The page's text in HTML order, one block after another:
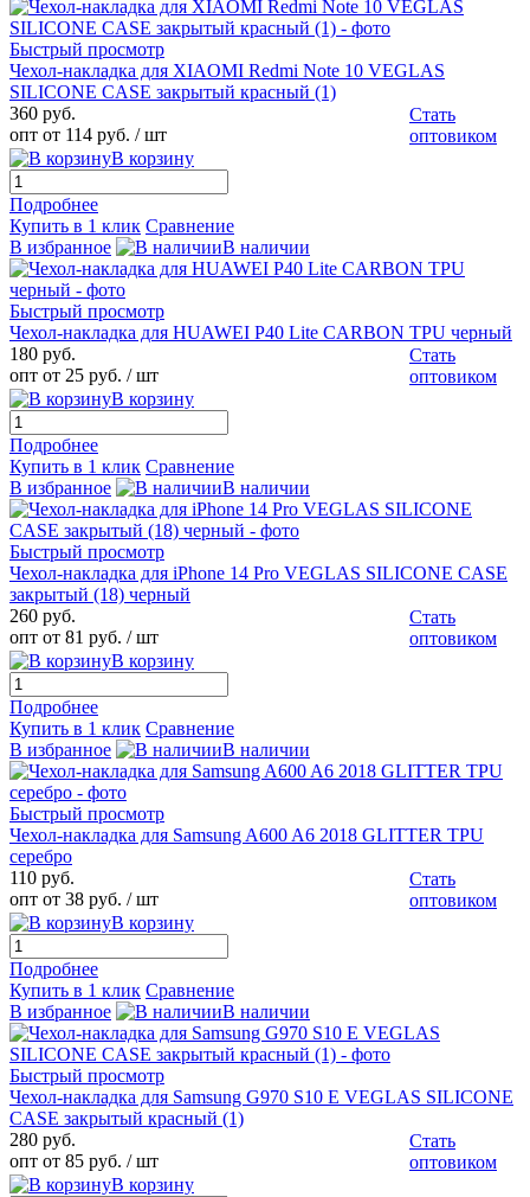
Быстрый просмотр
Чехол-накладка для XIAOMI Redmi Note 10 VEGLAS
SILICONE CASE закрытый красный (1)
360 руб.
опт от 114 руб. / шт
Стать
оптовиком
В корзину
Подробнее
Купить в 1 клик Сравнение
В избранное
В наличии
Быстрый просмотр
Чехол-накладка для HUAWEI P40 Lite CARBON TPU черный
180 руб.
опт от 25 руб. / шт
Стать
оптовиком
В корзину
Подробнее
Купить в 1 клик Сравнение
В избранное
В наличии
Быстрый просмотр
Чехол-накладка для iPhone 14 Pro VEGLAS SILICONE CASE
закрытый (18) черный
260 руб.
опт от 81 руб. / шт
Стать
оптовиком
В корзину
Подробнее
Купить в 1 клик Сравнение
В избранное
В наличии
Быстрый просмотр
Чехол-накладка для Samsung A600 A6 2018 GLITTER TPU
серебро
110 руб.
опт от 38 руб. / шт
Стать
оптовиком
В корзину
Подробнее
Купить в 1 клик Сравнение
В избранное
В наличии
Быстрый просмотр
Чехол-накладка для Samsung G970 S10 E VEGLAS SILICONE
CASE закрытый красный (1)
280 руб.
опт от 85 руб. / шт
Стать
оптовиком
В корзину